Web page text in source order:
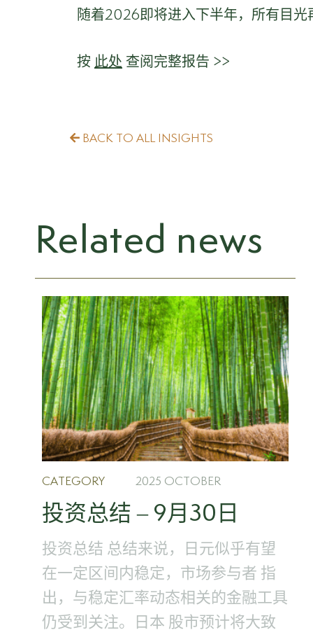
随着2026即将进入下半年，所有目光
按 此处 查阅完整报告 >>
BACK TO ALL INSIGHTS
Related news
CATEGORY 2025 OCTOBER
投资总结 – 9月30日
投资总结 总结来说，日元似乎有望
在一定区间内稳定，市场参与者 指
出，与稳定汇率动态相关的金融工具
仍受到关注。日本 股市预计将大致